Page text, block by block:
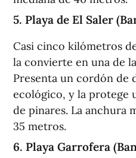
5. Playa de El Saler
Casi cinco kilómetros
la convierte en una de
Presenta un cordón de
ecológico, y la protege
de pinares. La anchura
35 metros.
6. Playa Garrofera